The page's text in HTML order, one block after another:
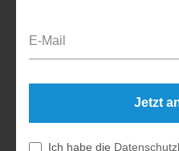
Jetzt
Ich habe die